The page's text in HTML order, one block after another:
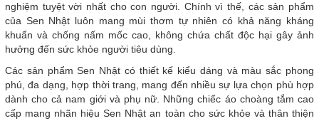
nghiệm tuyệt vời nhất cho con người. Chính vì thế, các sản phẩm
của Sen Nhật luôn mang mùi thơm tự nhiên có khả năng kháng
khuẩn và chống nấm mốc cao, không chứa chất độc hại gây ảnh
hưởng đến sức khỏe người tiêu dùng.
Các sản phẩm Sen Nhật có thiết kế kiểu dáng và màu sắc phong
phú, đa dạng, hợp thời trang, mang đến nhiều sự lựa chọn phù hợp
dành cho cả nam giới và phụ nữ. Những chiếc áo choàng tắm cao
cấp mang nhãn hiệu Sen Nhật an toàn cho sức khỏe và thân thiện